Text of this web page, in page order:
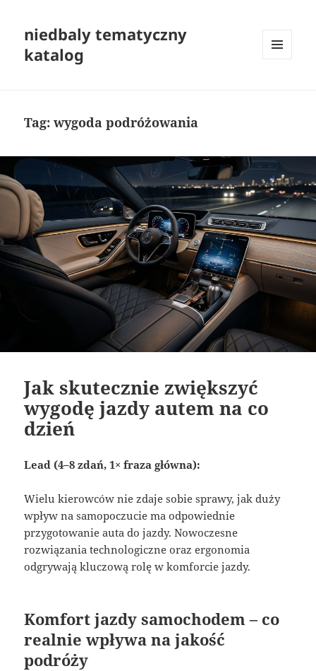
niedbaly tematyczny
katalog
Tag:wygoda podróżowania
Jak skutecznie zwiększyć
wygodę jazdy autem na co
dzień
Lead (4–8 zdań, 1× fraza główna):
Wielu kierowców nie zdaje sobie sprawy, jak duży
wpływ na samopoczucie ma odpowiednie
przygotowanie auta do jazdy. Nowoczesne
rozwiązania technologiczne oraz ergonomia
odgrywają kluczową rolę w komforcie jazdy.
Komfort jazdy samochodem – co
realnie wpływa na jakość
podróży